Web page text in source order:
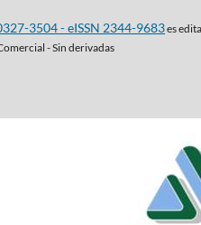
3504 - eISSN 2344-9683es
- Sin derivadas